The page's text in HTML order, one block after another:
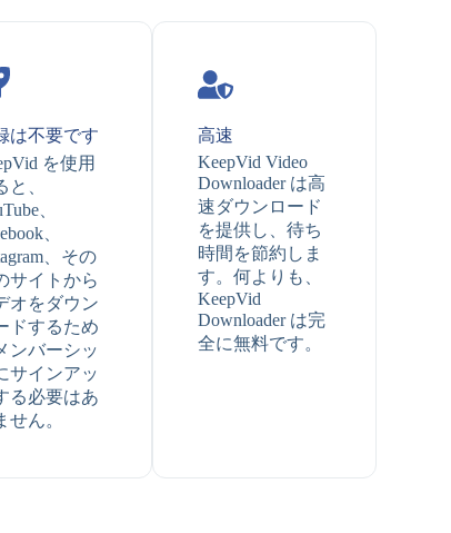
は不要です
を使用
と、
、
、
、その
サイトから
オをダウン
ドするため
ンバーシッ
サインアッ
る必要はあ
せん。
高速
KeepVid Video
Downloader は高
速ダウンロード
を提供し、待ち
時間を節約しま
す。何よりも、
KeepVid
Downloader は完
全に無料です。